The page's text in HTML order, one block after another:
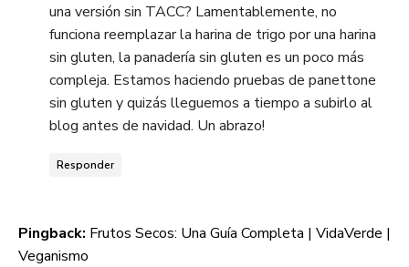
una versión sin TACC? Lamentablemente, no
funciona reemplazar la harina de trigo por una harina
sin gluten, la panadería sin gluten es un poco más
compleja. Estamos haciendo pruebas de panettone
sin gluten y quizás lleguemos a tiempo a subirlo al
blog antes de navidad. Un abrazo!
Responder
Pingback: Frutos Secos: Una Guía Completa | VidaVerde |
Veganismo